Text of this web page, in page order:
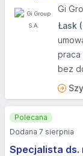
Gi
Łask
praca
bez
Specjalista ds.
Polecana
Dodana 7 sierpnia